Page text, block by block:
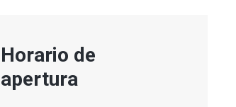
Horario de
apertura